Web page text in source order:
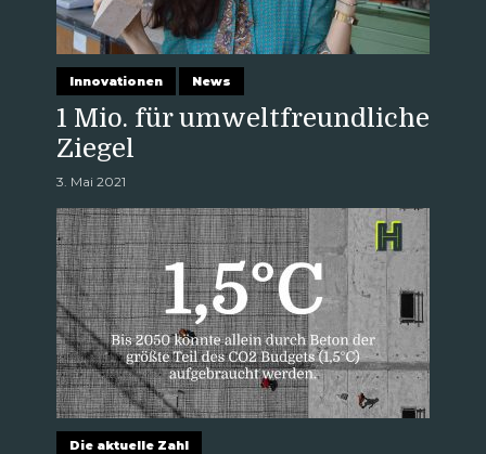
Innovationen News
1 Mio. für umweltfreundliche
Ziegel
3. Mai 2021
Die aktuelle Zahl